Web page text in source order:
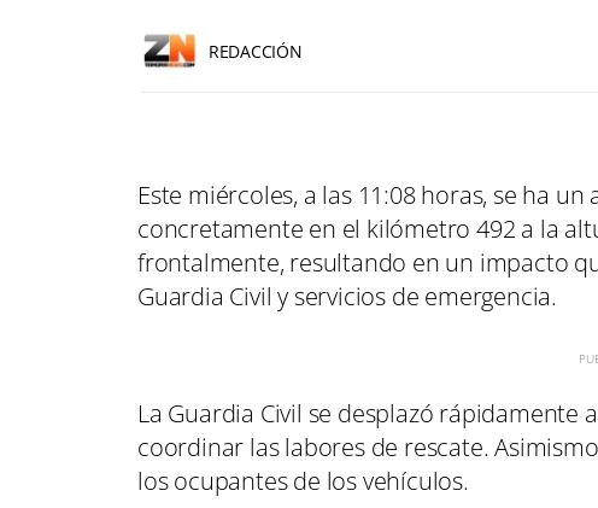
REDACCIÓN
Este miércoles, a las 11:08 horas, se ha
concretamente en el kilómetro 492 a la
frontalmente, resultando en un impacto
Guardia Civil y servicios de emergencia.
La Guardia Civil se desplazó rápidamente
coordinar las labores de rescate.
los ocupantes de los vehículos.